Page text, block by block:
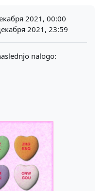
2021, 00:00
2021, 23:59
nalogo: